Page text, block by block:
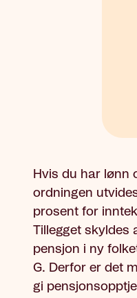
Hvis du har lønn
ordningen
prosent for
Tillegget skyldes
pensjon i ny
G. Derfor er det
gi